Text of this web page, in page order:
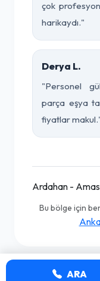
çok
harikaydı."
Derya L.
"Personel
parça eşya
fiyatlar
Ardahan -
Bu bölge için
ARA